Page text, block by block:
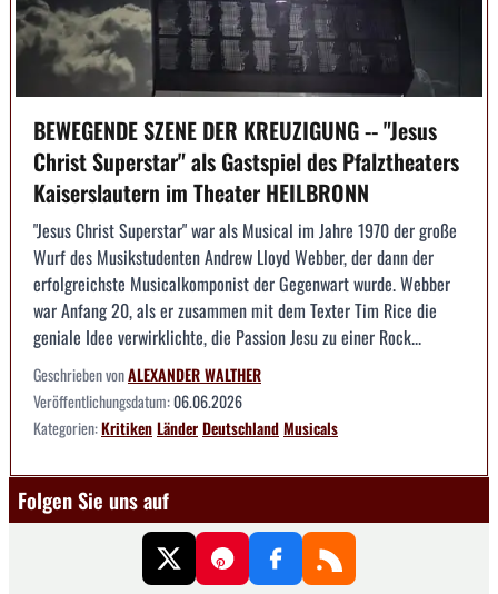
BEWEGENDE SZENE DER KREUZIGUNG -- "Jesus
Christ Superstar" als Gastspiel des Pfalztheaters
Kaiserslautern im Theater HEILBRONN
"Jesus Christ Superstar" war als Musical im Jahre 1970 der große
Wurf des Musikstudenten Andrew Lloyd Webber, der dann der
erfolgreichste Musicalkomponist der Gegenwart wurde. Webber
war Anfang 20, als er zusammen mit dem Texter Tim Rice die
geniale Idee verwirklichte, die Passion Jesu zu einer Rock...
Geschrieben vonALEXANDER WALTHER
Veröffentlichungsdatum:06.06.2026
Kategorien:KritikenLänderDeutschlandMusicals
Folgen Sie uns auf